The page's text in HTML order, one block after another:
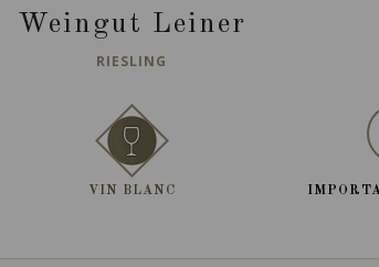
Weingut Leiner
RIESLING
VIN BLANC